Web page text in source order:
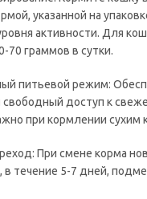
указанной на
активности. Для
70 граммов в сутки.
питьевой режим:
доступ к
при кормлении сухим
При смене корма
в течение 5-7 дней,